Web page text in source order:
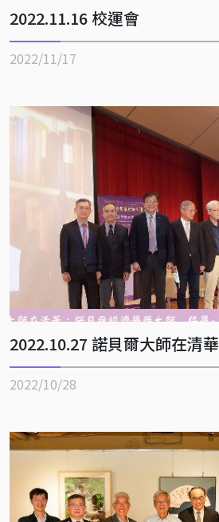
2022.11.16 校運會
2022/11/17
2022.10.27 諾貝爾大師在清華
2022/10/28